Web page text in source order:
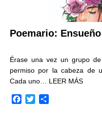
Poemario:
Érase una vez un grupo
permiso por la cabeza de
Cada uno… LEER MÁS